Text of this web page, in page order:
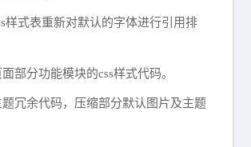
样式表重新对默认的字体进行引用排
部分功能模块的css样式代码。
冗余代码，压缩部分默认图片及主题